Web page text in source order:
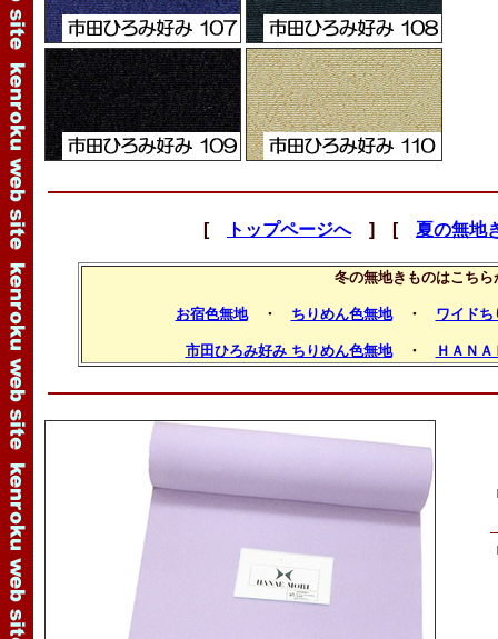
[ トップページへ] [ 夏の無地
冬の無地きものはこちら
お宿色無地・ ちりめん色無地・ ワイドち
市田ひろみ好み ちりめん色無地・ ＨＡＮ